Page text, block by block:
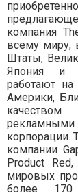
компания
всему миру,
Штаты,
Япония и
работают
Америки,
рекламными
корпорации.
компании
Product
мировых
более